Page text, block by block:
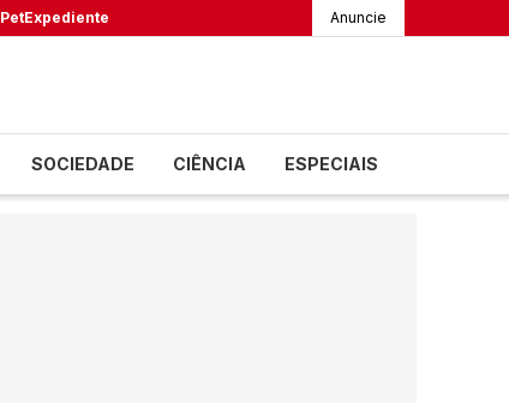
PetExpediente Anuncie
SOCIEDADE CIÊNCIA ESPECIAIS